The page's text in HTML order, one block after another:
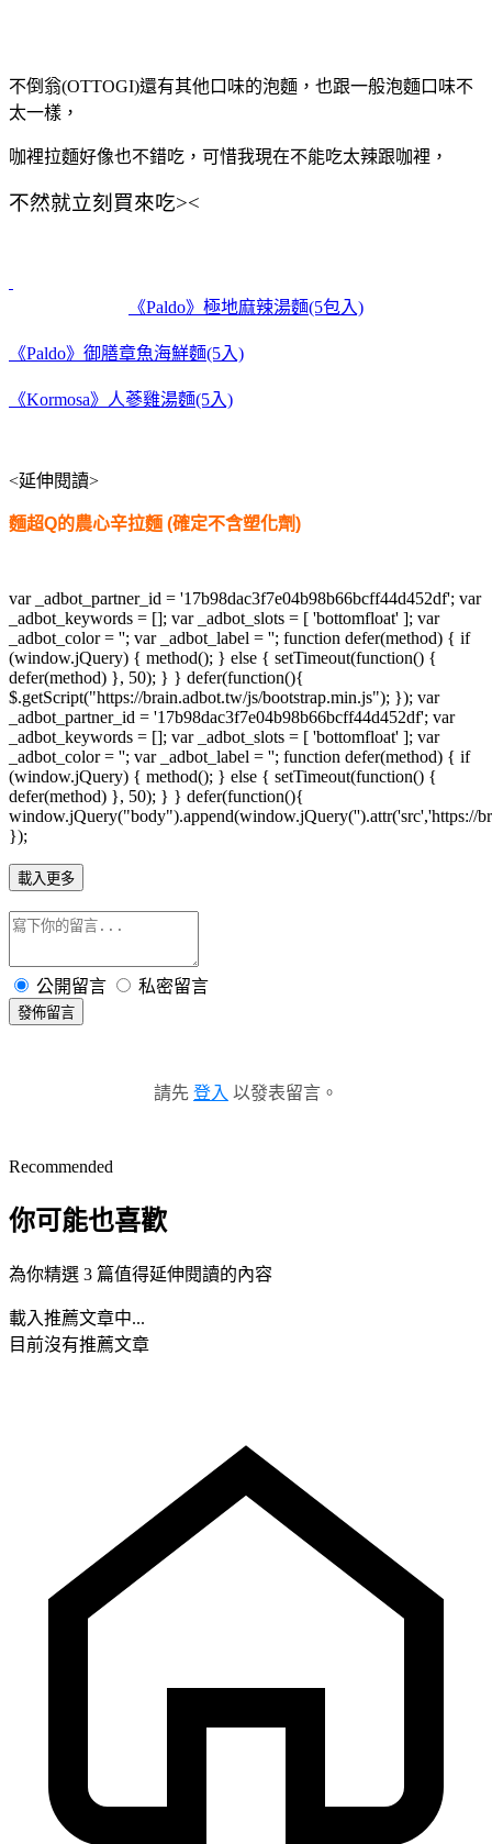
不倒翁(OTTOGI)還有其他口味的泡麵，也跟一般泡麵口味不
太一樣，
咖裡拉麵好像也不錯吃，可惜我現在不能吃太辣跟咖裡，
不然就立刻買來吃><
《Paldo》極地麻辣湯麵(5包入)
《Paldo》御膳章魚海鮮麵(5入)
《Kormosa》人蔘雞湯麵(5入)
<延伸閱讀>
麵超Q的農心辛拉麵 (確定不含塑化劑)
var _adbot_partner_id = '17b98dac3f7e04b98b66bcff44d452df'; var
_adbot_keywords = []; var _adbot_slots = [ 'bottomfloat' ]; var
_adbot_color = ''; var _adbot_label = ''; function defer(method) { if
(window.jQuery) { method(); } else { setTimeout(function() {
defer(method) }, 50); } } defer(function(){
$.getScript("https://brain.adbot.tw/js/bootstrap.min.js"); }); var
_adbot_partner_id = '17b98dac3f7e04b98b66bcff44d452df'; var
_adbot_keywords = []; var _adbot_slots = [ 'bottomfloat' ]; var
_adbot_color = ''; var _adbot_label = ''; function defer(method) { if
(window.jQuery) { method(); } else { setTimeout(function() {
defer(method) }, 50); } } defer(function(){
window.jQuery("body").append(window.jQuery('').attr('src','https://
});
載入更多
公開留言 私密留言
發佈留言
請先 登入 以發表留言。
Recommended
你可能也喜歡
為你精選 3 篇值得延伸閱讀的內容
載入推薦文章中...
目前沒有推薦文章